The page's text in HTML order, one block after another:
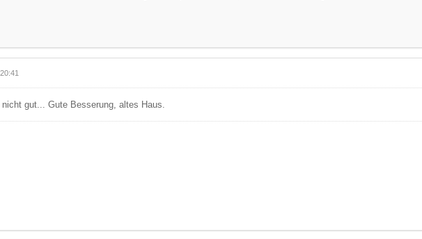
gut... Gute Besserung, altes Haus.